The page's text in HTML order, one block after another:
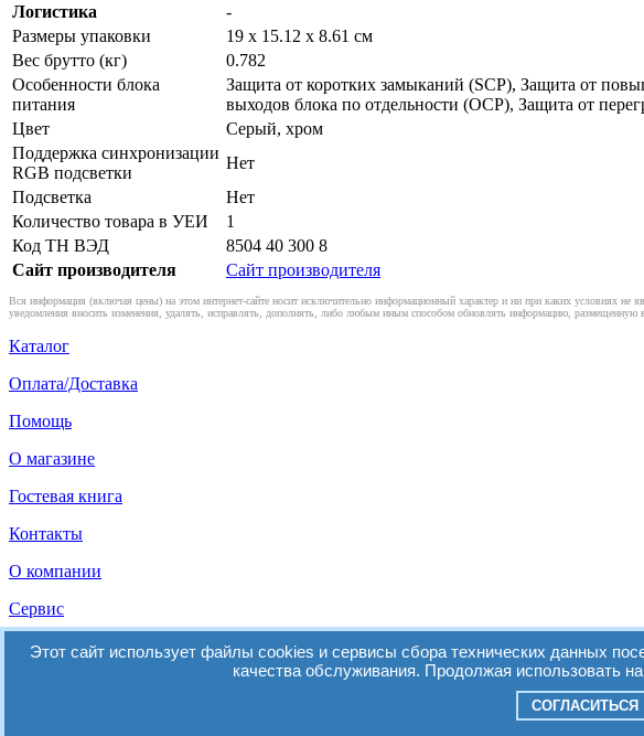
Этот сайт использует файлы cookies и сервисы сбора технических данных
качества обслуживания. Продолжая использовать
СОГЛАСИТЬСЯ
Логистика
-
Размеры упаковки
19 x 15.12 x 8.61 см
Вес брутто (кг)
0.782
Особенности блока
питания
Защита от коротких замыканий (SCP), Защита от
выходов блока по отдельности (OCP), Защита от
Цвет
Серый, хром
Поддержка синхронизации
RGB подсветки
Нет
Подсветка
Нет
Количество товара в УЕИ
1
Код ТН ВЭД
8504 40 300 8
Сайт производителя
Сайт производителя
Вся информация (включая цены) на этом интернет-сайте носит исключительно информационный характер и ни при каких условиях
уведомления вносить изменения, удалять, исправлять, дополнять, либо любым иным способом обновлять информацию, размещенную
Каталог
Оплата/Доставка
Помощь
О магазине
Гостевая книга
Контакты
О компании
Сервис
Мы в Facebook